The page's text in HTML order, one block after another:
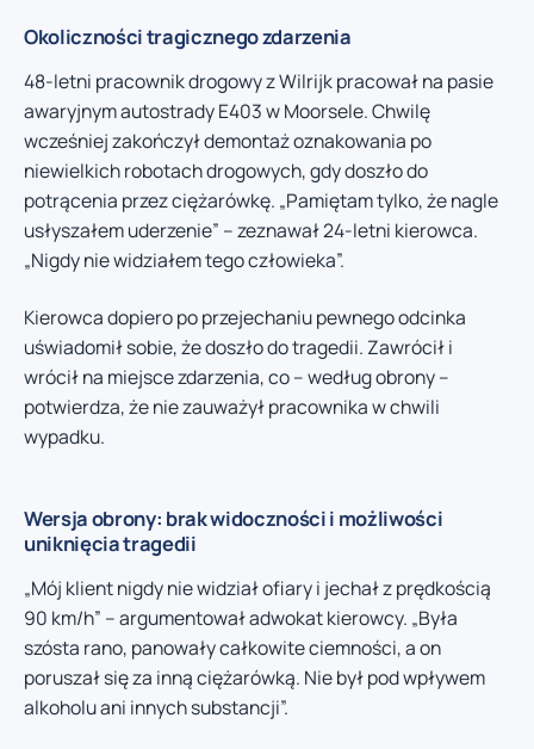
Okoliczności tragicznego zdarzenia
48-letni pracownik drogowy z Wilrijk pracował na pasie
awaryjnym autostrady E403 w Moorsele. Chwilę
wcześniej zakończył demontaż oznakowania po
niewielkich robotach drogowych, gdy doszło do
potrącenia przez ciężarówkę. „Pamiętam tylko, że nagle
usłyszałem uderzenie” – zeznawał 24-letni kierowca.
„Nigdy nie widziałem tego człowieka”.
Kierowca dopiero po przejechaniu pewnego odcinka
uświadomił sobie, że doszło do tragedii. Zawrócił i
wrócił na miejsce zdarzenia, co – według obrony –
potwierdza, że nie zauważył pracownika w chwili
wypadku.
Wersja obrony: brak widoczności i możliwości
uniknięcia tragedii
„Mój klient nigdy nie widział ofiary i jechał z prędkością
90 km/h” – argumentował adwokat kierowcy. „Była
szósta rano, panowały całkowite ciemności, a on
poruszał się za inną ciężarówką. Nie był pod wpływem
alkoholu ani innych substancji”.